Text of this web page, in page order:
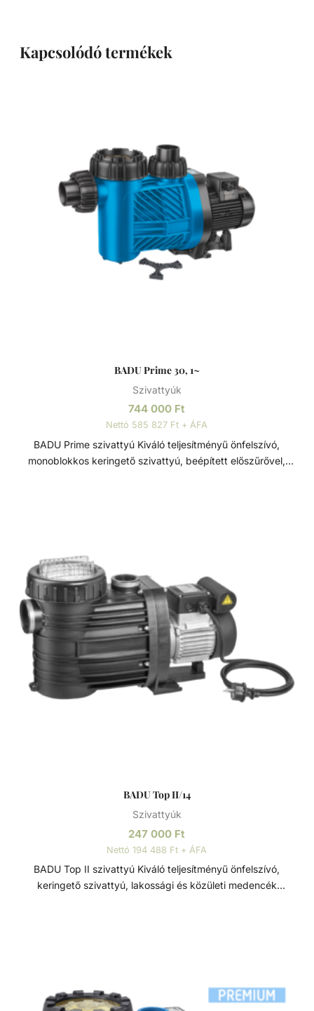
Kapcsolódó termékek
BADU Prime 30, 1~
Szivattyúk
744 000 Ft
Nettó 585 827 Ft + ÁFA
BADU Prime szivattyú Kiváló teljesítményű önfelszívó,
monoblokkos keringető szivattyú, beépített előszűrővel,
BADU Top II/14
Szivattyúk
247 000 Ft
Nettó 194 488 Ft + ÁFA
BADU Top II szivattyú Kiváló teljesítményű önfelszívó,
keringető szivattyú, lakossági és közületi medencék
előszűrővel (3l). Polikarbonát átlátszó fedéllel rendelkezik.